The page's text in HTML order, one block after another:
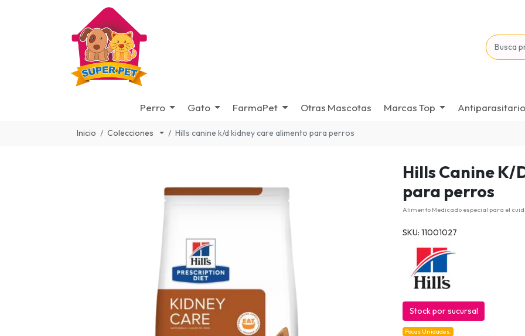
Perro Gato FarmaPet Otras Mascotas Marcas Top
Inicio Colecciones Hills canine k/d kidney care alimento para perros
Hills Canine K/
para perros
Alimento Medicado especial para el
SKU: 11001027
Stock por sucursal
Pocas Unidades.